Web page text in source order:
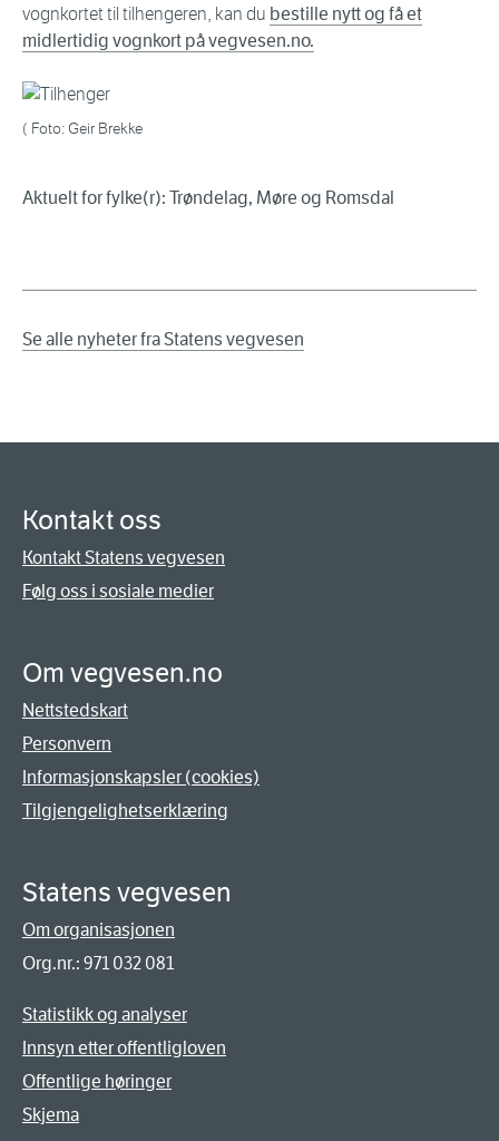
vognkortet til tilhengeren, kan du bestille nytt og få et
midlertidig vognkort på vegvesen.no.
( Foto: Geir Brekke
Aktuelt for fylke(r): Trøndelag, Møre og Romsdal
Se alle nyheter fra Statens vegvesen
Kontakt oss
Kontakt Statens vegvesen
Følg oss i sosiale medier
Om vegvesen.no
Nettstedskart
Personvern
Informasjonskapsler (cookies)
Tilgjengelighetserklæring
Statens vegvesen
Om organisasjonen
Org.nr.: 971 032 081
Statistikk og analyser
Innsyn etter offentligloven
Offentlige høringer
Skjema